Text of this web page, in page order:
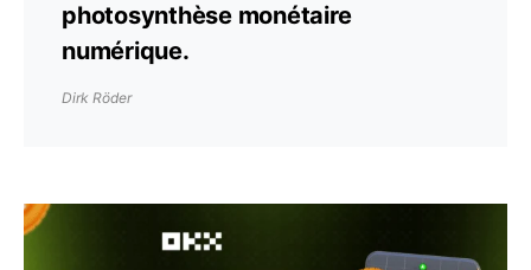
photosynthèse monétaire
numérique.
Dirk Röder